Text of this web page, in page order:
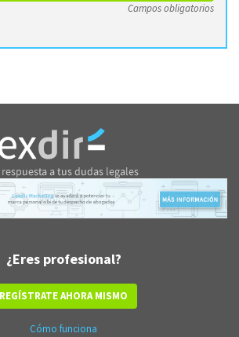
Campos obligatorios
¿Eres profesional?
REGÍSTRATE AHORA MISMO
Cómo funciona